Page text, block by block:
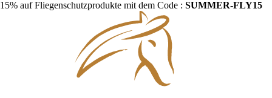
15% auf Fliegenschutzprodukte mit dem Code : SUMMER-FLY15